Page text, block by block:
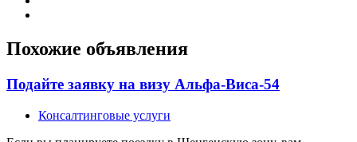
Похожие объявления
Подайте заявку на визу Альфа-Виса-54
Консалтинговые услуги